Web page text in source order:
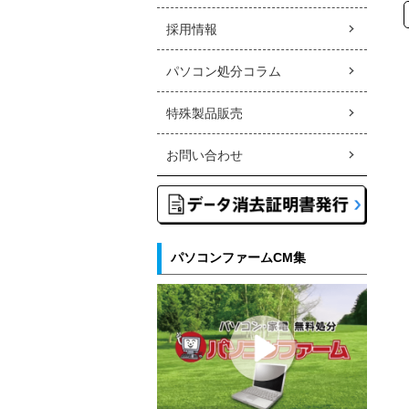
採用情報
パソコン処分コラム
特殊製品販売
お問い合わせ
パソコンファームCM集